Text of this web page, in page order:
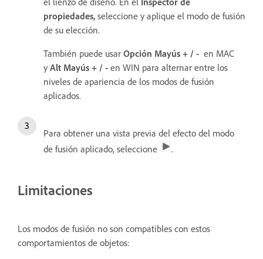
propiedades, seleccione y aplique el modo de fusión
de su elección.
También puede usar Opción Mayús + / - en MAC
y Alt Mayús + / - en WIN para alternar entre los
niveles de apariencia de los modos de fusión
aplicados.
Para obtener una vista previa del efecto del modo
de fusión aplicado, seleccione
.
Limitaciones
Los modos de fusión no son compatibles con estos
comportamientos de objetos: